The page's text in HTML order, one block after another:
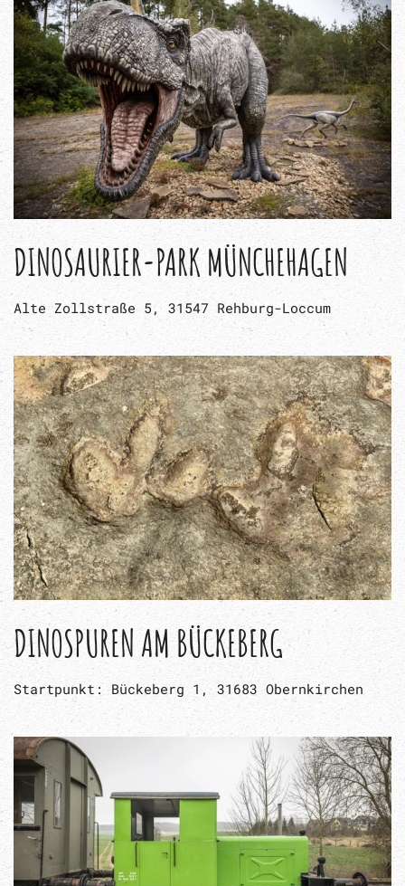
DINOSAURIER-PARK MÜNCHEHAGEN
Alte Zollstraße 5, 31547 Rehburg-Loccum
DINOSPUREN AM BÜCKEBERG
Startpunkt: Bückeberg 1, 31683 Obernkirchen